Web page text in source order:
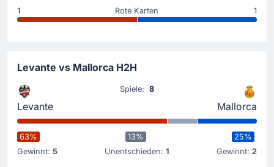
Der Beginn des Spiels
1 Rote Karten 1
Levante vs Mallorca H2H
Levante
Spiele: 8
Mallorca
63%
Gewinnt: 5
13%
Unentschieden: 1
25%
Gewinnt: 2